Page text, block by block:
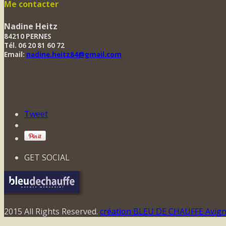
Me contacter
Nadine Heitz
84210 PERNES
Tél. 06 20 81 60 72
Email: nadine.heitz84@gmail.com
Tweet
GET SOCIAL
2015 All Rights Reserved. création BLEU DE CHAUFFE